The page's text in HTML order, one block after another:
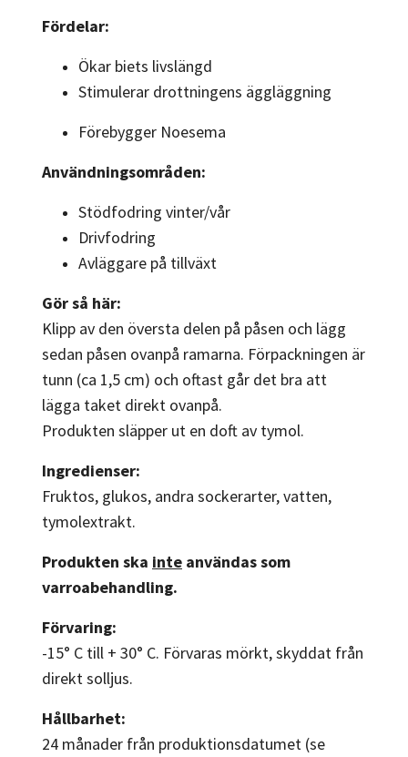
Fördelar:
Ökar biets livslängd
Stimulerar drottningens äggläggning
Förebygger Noesema
Användningsområden:
Stödfodring vinter/vår
Drivfodring
Avläggare på tillväxt
Gör så här:
Klipp av den översta delen på påsen och lägg
sedan påsen ovanpå ramarna. Förpackningen är
tunn (ca 1,5 cm) och oftast går det bra att
lägga taket direkt ovanpå.
Produkten släpper ut en doft av tymol.
Ingredienser:
Fruktos, glukos, andra sockerarter, vatten,
tymolextrakt.
Produkten ska inte användas som
varroabehandling.
Förvaring:
-15° C till + 30° C. Förvaras mörkt, skyddat från
direkt solljus.
Hållbarhet:
24 månader från produktionsdatumet (se